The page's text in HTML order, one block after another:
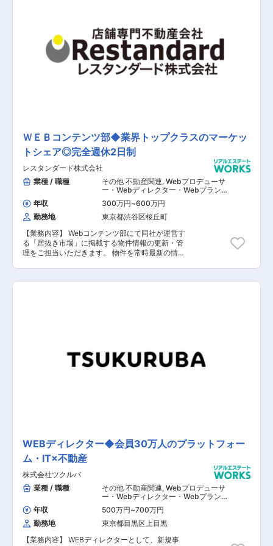
まで、ワンストップで提供をしており、フルスタ
ックなエンジニアリングを提供してください。
【具体的な業務内容】 ■技術戦略/方針の立案/実
行 ・事業戦略に基づく技術戦略の立案 ■アプリ
ケーション全般（主にバックエンド）の短期〜中
技術リードなど技術力向上のための育成計画とそ
の遂行 ・技術的に行き詰まったときのエンジニア
の相談窓口や成長指導 ■テックブランディン
ースコミュニティでの活動 ・Techブログの立ち
上げのリード ■エンジニア採用活動のリード ・
採用戦略の立案、採用活動のリード 【担当者コメ
ント】 同社は、不動産テック事業とAIクラウド＆
コンサルティング事業を主な事業として、10年後
の当たり前を造るために、日々社員一同切磋琢磨
しています。 そして、「不動産×AI」のユニーク
なビジネスモデルで6年連続増収・増益を達成し
ました。ソニーグループ発のAIベンチャーである
同社は、 デジタル時代を先導する企業としても東
証より選定され、現在、さらなる成長期を迎えて
ＷＥＢコンテンツ部◆業界トップクラスのマーケッ
トシェア◎完全週休2日制
レスタンダード株式会社
業種 / 職種
その他 不動産関連, Webプロデューサ
ー・Webディレクター・Webプランナ
ー その他（インフラエンジニア） その
他 システム開発・運用
年収 300万円~600万円
勤務地
東京都渋谷区桜丘町
【業務内容】 Webコンテンツ部にて同社が運営す
る「居抜き市場」に掲載する物件情報の更新・管
理をご担当いただきます。 物件を常時最新の情報
件の間取り図、紹介分の作成 ■物件情報の更新・
急成長中の会社の中核メンバーとして、若いうち
からスピード感を持って成長したい方、企業の成
長期に参画したい方におすすめです。
WEBディレクター◆会員30万人のプラットフォー
ム・IT×不動産
株式会社ツクルバ
業種 / 職種
その他 不動産関連, Webプロデューサ
ー・Webディレクター・Webプランナ
ー その他（インフラエンジニア） その
他 システム開発・運用
年収 500万円~700万円
勤務地
東京都目黒区上目黒
【業務内容】 WEBディレクターとして、新規事